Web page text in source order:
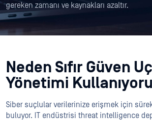
gereken zamanı ve kaynakları azaltır.
Neden Sıfır Güven
Yönetimi
Siber suçlular verilerinize erişmek için
buluyor. IT endüstrisi threat intelligence